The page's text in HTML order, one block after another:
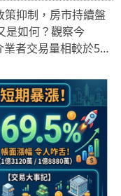
抑制，房市持續盤
是如何？觀察今
業者交易量相較於5
說，主要因6月相較
眾普遍安排出遊行
，各地出現短延時
；況且央行理監事
綁，導致6月交易量
買氣略有回升，但
。